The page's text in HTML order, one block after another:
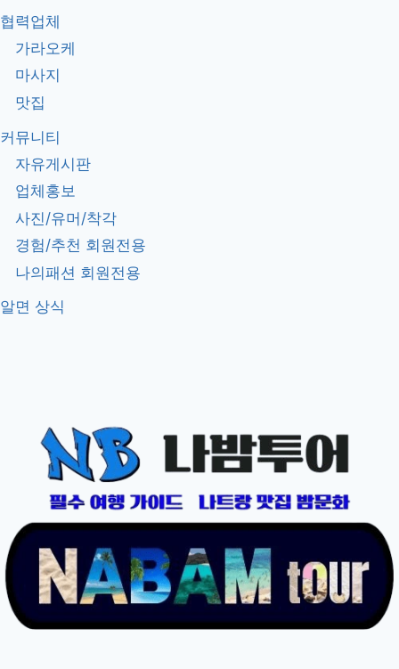
협력업체
가라오케
마사지
맛집
커뮤니티
자유게시판
업체홍보
사진/유머/착각
경험/추천 회원전용
나의패션 회원전용
알면 상식